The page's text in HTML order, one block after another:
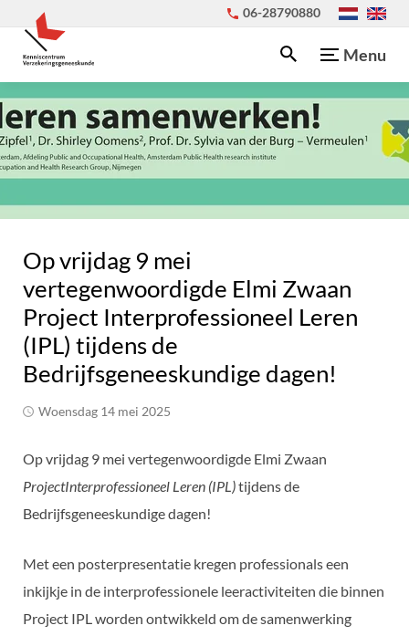
06-28790880
Menu
Op vrijdag 9 mei
vertegenwoordigde Elmi Zwaan
Project Interprofessioneel Leren
(IPL) tijdens de
Bedrijfsgeneeskundige dagen!
woensdag 14 mei 2025
Op vrijdag 9 mei vertegenwoordigde Elmi Zwaan
ProjectInterprofessioneel Leren (IPL)tijdens de
Bedrijfsgeneeskundige dagen!
Met een posterpresentatie kregen professionals een
inkijkje in de interprofessionele leeractiviteiten die binnen
Project IPL worden ontwikkeld om de samenwerking